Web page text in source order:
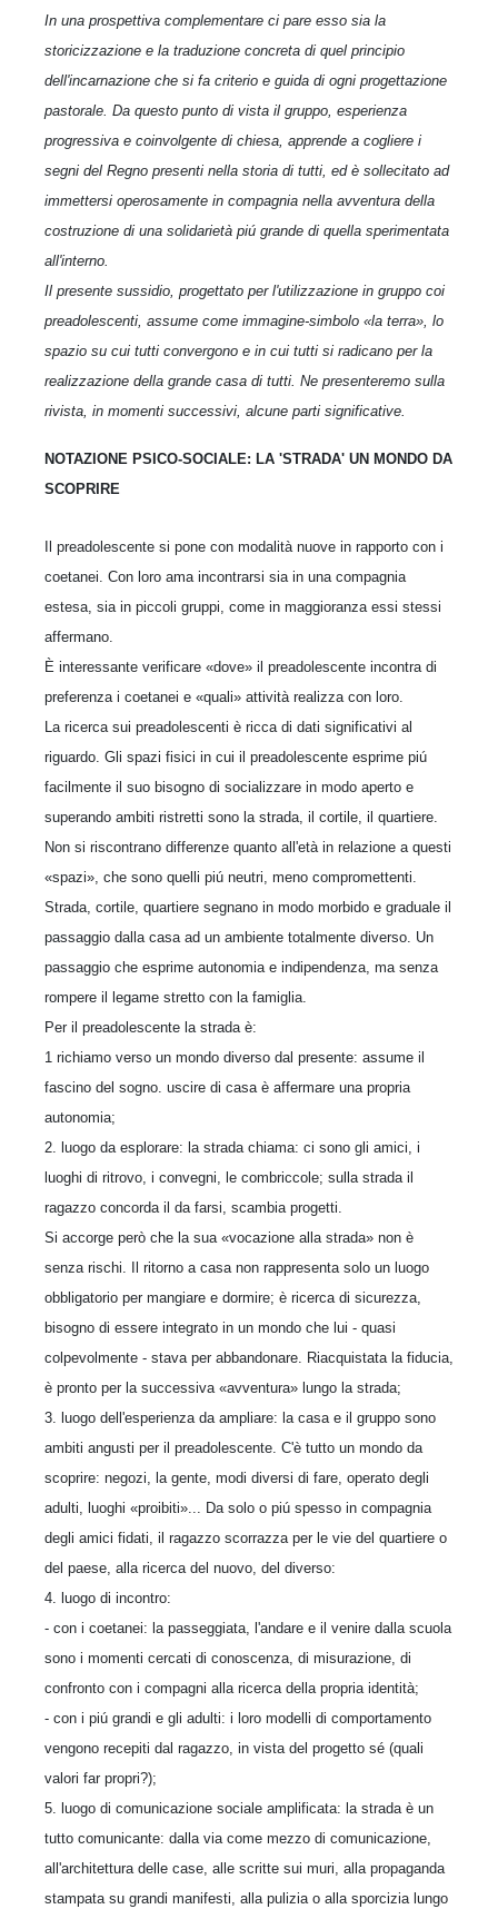
In una prospettiva complementare ci pare esso sia la
storicizzazione e la traduzione concreta di quel principio
dell'incarnazione che si fa criterio e guida di ogni progettazione
pastorale. Da questo punto di vista il gruppo, esperienza
progressiva e coinvolgente di chiesa, apprende a cogliere i
segni del Regno presenti nella storia di tutti, ed è sollecitato ad
immettersi operosamente in compagnia nella avventura della
costruzione di una solidarietà piú grande di quella sperimentata
all'interno.
Il presente sussidio, progettato per l'utilizzazione in gruppo coi
preadolescenti, assume come immagine-simbolo «la terra», lo
spazio su cui tutti convergono e in cui tutti si radicano per la
realizzazione della grande casa di tutti. Ne presenteremo sulla
rivista, in momenti successivi, alcune parti significative.
NOTAZIONE PSICO-SOCIALE: LA 'STRADA' UN MONDO DA
SCOPRIRE
Il preadolescente si pone con modalità nuove in rapporto con i
coetanei. Con loro ama incontrarsi sia in una compagnia
estesa, sia in piccoli gruppi, come in maggioranza essi stessi
affermano.
È interessante verificare «dove» il preadolescente incontra di
preferenza i coetanei e «quali» attività realizza con loro.
La ricerca sui preadolescenti è ricca di dati significativi al
riguardo. Gli spazi fisici in cui il preadolescente esprime piú
facilmente il suo bisogno di socializzare in modo aperto e
superando ambiti ristretti sono la strada, il cortile, il quartiere.
Non si riscontrano differenze quanto all'età in relazione a questi
«spazi», che sono quelli piú neutri, meno compromettenti.
Strada, cortile, quartiere segnano in modo morbido e graduale il
passaggio dalla casa ad un ambiente totalmente diverso. Un
passaggio che esprime autonomia e indipendenza, ma senza
rompere il legame stretto con la famiglia.
Per il preadolescente la strada è:
1 richiamo verso un mondo diverso dal presente: assume il
fascino del sogno. uscire di casa è affermare una propria
autonomia;
2. luogo da esplorare: la strada chiama: ci sono gli amici, i
luoghi di ritrovo, i convegni, le combriccole; sulla strada il
ragazzo concorda il da farsi, scambia progetti.
Si accorge però che la sua «vocazione alla strada» non è
senza rischi. Il ritorno a casa non rappresenta solo un luogo
obbligatorio per mangiare e dormire; è ricerca di sicurezza,
bisogno di essere integrato in un mondo che lui - quasi
colpevolmente - stava per abbandonare. Riacquistata la fiducia,
è pronto per la successiva «avventura» lungo la strada;
3. luogo dell'esperienza da ampliare: la casa e il gruppo sono
ambiti angusti per il preadolescente. C'è tutto un mondo da
scoprire: negozi, la gente, modi diversi di fare, operato degli
adulti, luoghi «proibiti»... Da solo o piú spesso in compagnia
degli amici fidati, il ragazzo scorrazza per le vie del quartiere o
del paese, alla ricerca del nuovo, del diverso:
4. luogo di incontro:
- con i coetanei: la passeggiata, l'andare e il venire dalla scuola
sono i momenti cercati di conoscenza, di misurazione, di
confronto con i compagni alla ricerca della propria identità;
- con i piú grandi e gli adulti: i loro modelli di comportamento
vengono recepiti dal ragazzo, in vista del progetto sé (quali
valori far propri?);
5. luogo di comunicazione sociale amplificata: la strada è un
tutto comunicante: dalla via come mezzo di comunicazione,
all'architettura delle case, alle scritte sui muri, alla propaganda
stampata su grandi manifesti, alla pulizia o alla sporcizia lungo